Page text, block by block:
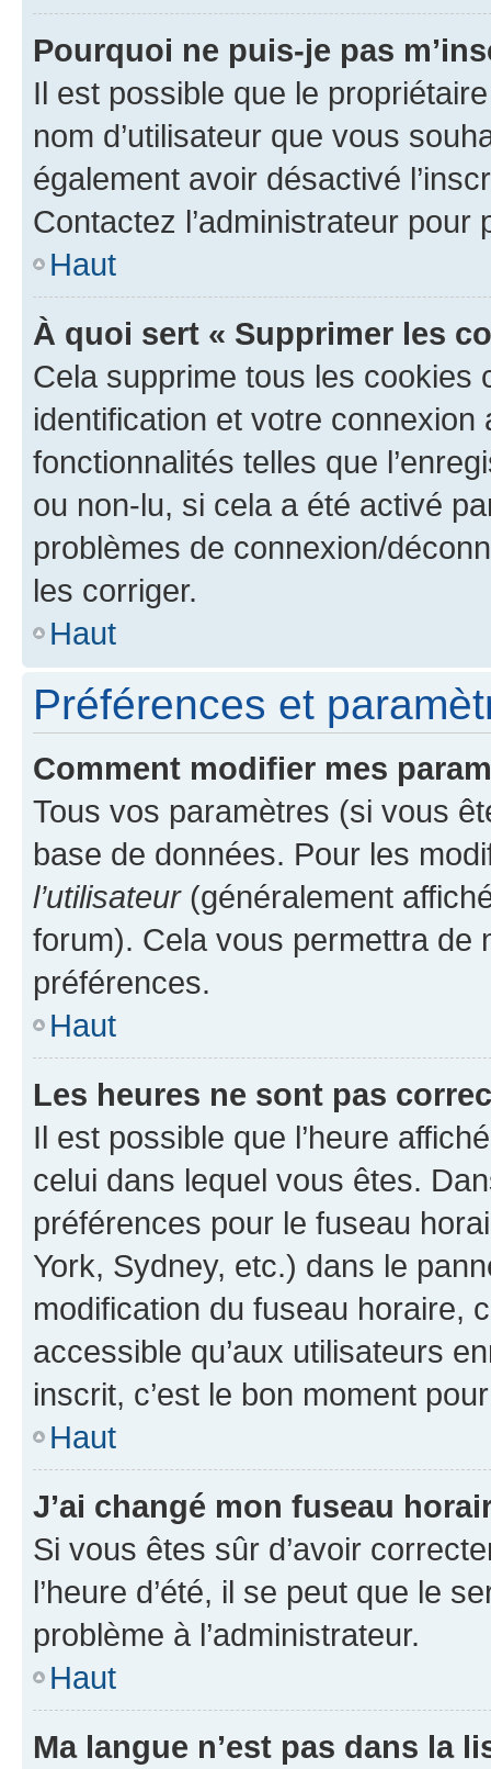
Pourquoi ne puis-je pas
Il est possible que le
nom d’utilisateur que vous
également avoir désactivé
Contactez l’administrateur
Haut
À quoi sert « Supprimer les
Cela supprime tous les cookies
identification et votre
fonctionnalités telles que
ou non-lu, si cela a été activé
problèmes de connexion/
les corriger.
Haut
Préférences et
Comment modifier mes
Tous vos paramètres (si vous
base de données. Pour les
l’utilisateur(généralement
forum). Cela vous permettra de
préférences.
Haut
Les heures ne sont pas
Il est possible que l’heure
celui dans lequel vous êtes.
préférences pour le fuseau
York, Sydney, etc.) dans le
modification du fuseau horaire,
accessible qu’aux utilisateurs
inscrit, c’est le bon moment
Haut
J’ai changé mon fuseau
Si vous êtes sûr d’avoir
l’heure d’été, il se peut que le
problème à l’administrateur.
Haut
Ma langue n’est pas dans la